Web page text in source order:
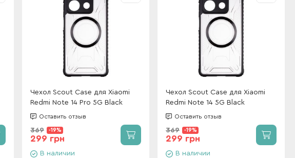
Чехол Scout Case для Xiaomi
Redmi Note 14 Pro 5G Black
Оставить отзыв
369 -19%
299 грн
В наличии
Чехол Scout Case для Xiaomi
Redmi Note 14 5G Black
Оставить отзыв
369 -19%
299 грн
В наличии